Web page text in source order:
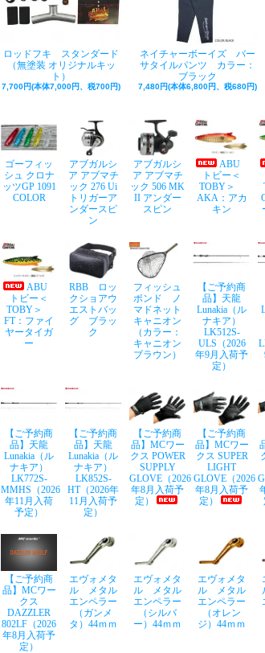
ロッドフキ スタンダード
（無塗装 オリジナルキッ
ト）
7,700円(本体7,000円、税700円)
ネイチャーボーイズ バー
サタイルパンツ カラー：
ブラック
7,480円(本体6,800円、税680円)
ゴーフィッ
シュ クロナ
ッツGP 1091
COLOR
アブガルシ
ア アブマチ
ック 276 Ui
トリガーア
ンダースピ
ン
アブガルシ
ア アブマチ
ック 506 MK
II アンダー
スピン
ABU
トビー＜
TOBY＞
AKA：アカ
キン
ABU
トビー＜
TOBY＞
FT：ファイ
ヤータイガ
ー
RBB ロッ
クショアウ
エストバッ
グ ブラッ
ク
フィッシュ
ポンド ノ
マドネット
キャニオン
（カラー：
キャニオン
ブラウン）
【ご予約商
品】天龍
Lunakia（ル
ナキア）
LK512S-
ULS（2026
年9月入荷予
定）
【ご予約商
品】天龍
Lunakia（ル
ナキア）
LK772S-
MMHS（2026
年11月入荷
予定）
【ご予約商
品】天龍
Lunakia（ル
ナキア）
LK852S-
HT（2026年
11月入荷予
定）
【ご予約商
品】MCワー
クス POWER
SUPPLY
GLOVE（2026
年8月入荷予
定）
【ご予約商
品】MCワー
クス SUPER
LIGHT
GLOVE（2026
年8月入荷予
定）
【ご予約商
品】MCワー
クス
DAZZLER
802LF（2026
年8月入荷予
定）
エヴォメタ
ル メタル
エンペラー
（ガンメ
タ）44ｍｍ
エヴォメタ
ル メタル
エンペラー
（シルバ
ー）44ｍｍ
エヴォメタ
ル メタル
エンペラー
（オレン
ジ）44ｍｍ